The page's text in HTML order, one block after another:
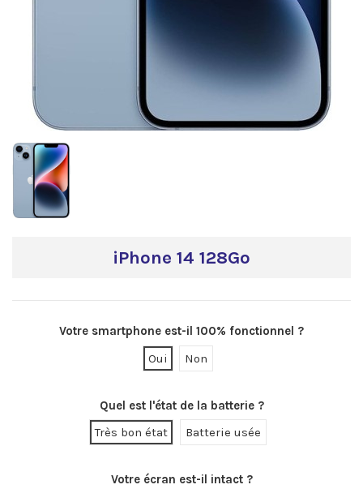
iPhone 14 128Go
Votre smartphone est-il 100% fonctionnel ?
Oui
Non
Quel est l'état de la batterie ?
Très bon état
Batterie usée
Votre écran est-il intact ?